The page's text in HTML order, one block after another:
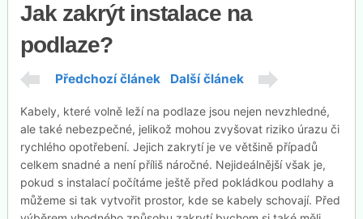
Jak zakrýt instalace na
podlaze?
Předchozí článek Další článek
Kabely, které volně leží na podlaze jsou nejen nevzhledné,
ale také nebezpečné, jelikož mohou zvyšovat riziko úrazu či
rychlého opotřebení. Jejich zakrytí je ve většině případů
celkem snadné a není příliš náročné. Nejideálnější však je,
pokud s instalací počítáme ještě před pokládkou podlahy a
můžeme si tak vytvořit prostor, kde se kabely schovají. Před